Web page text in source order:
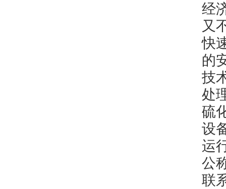
经
又
快
的
技
处
硫
设
运
公
联